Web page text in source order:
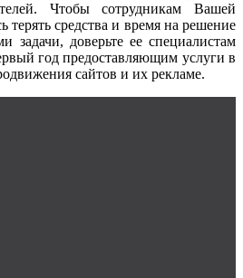
Чтобы сотрудникам Вашей
терять средства и время на решение
задачи, доверьте ее специалистам
год предоставляющим услуги в
сайтов и их рекламе.